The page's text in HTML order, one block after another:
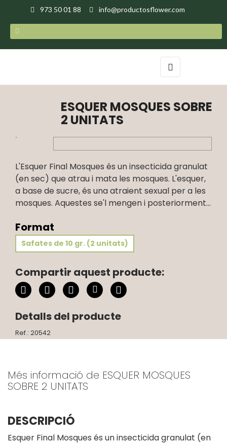
973 50 01 88 info@productosflower.com
Toggle
navigation
☰
ESQUER MOSQUES SOBRE
2 UNITATS
L'Esquer Final Mosques és un insecticida granulat
(en sec) que atrau i mata les mosques. L'esquer,
a base de sucre, és una atraient sexual per a les
mosques. Aquestes se'l mengen i posteriorment...
Format
Safates de 10 gr. (2 unitats)
Compartir aquest producte:
Detalls del producte
Ref.: 20542
Més informació de ESQUER MOSQUES
SOBRE 2 UNITATS
DESCRIPCIÓ
Esquer Final Mosques és un insecticida granulat (en